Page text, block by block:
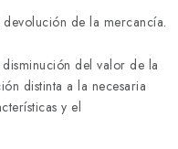
de la mercancía.
del valor de la
distinta a la necesaria
y el